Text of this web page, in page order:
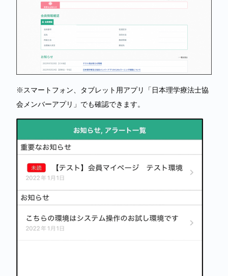
※スマートフォン、タブレット用アプリ「日本理学療法士協
会メンバーアプリ」でも確認できます。